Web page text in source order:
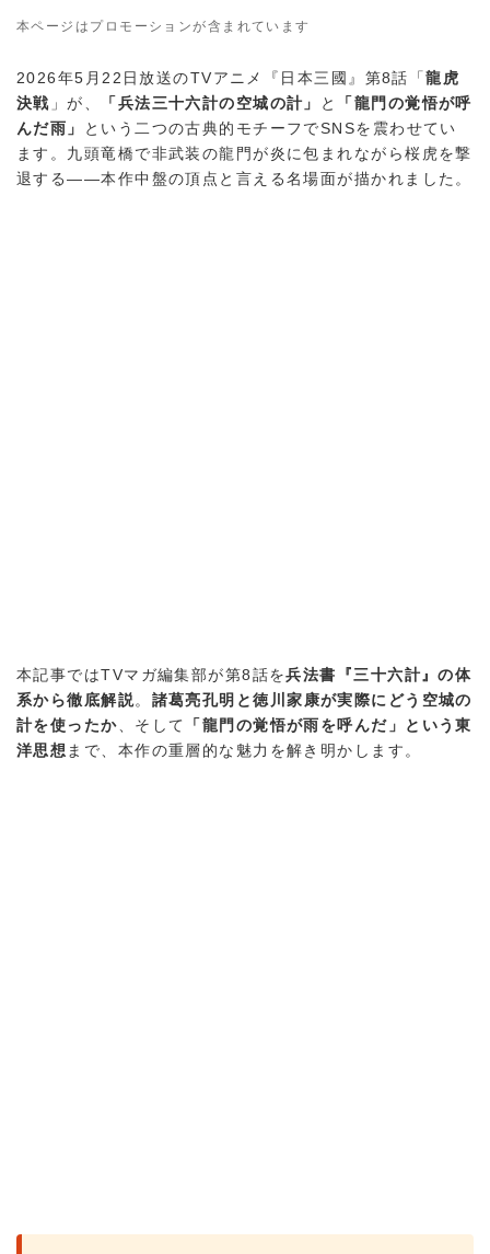
本ページはプロモーションが含まれています
2026年5月22日放送のTVアニメ『日本三國』第8話「龍虎
決戦 」が、 「兵法三十六計の空城の計」 と
「龍門の覚悟が呼
んだ雨」
という二つの古典的モチーフでSNSを震わせてい
ます。九頭竜橋で非武装の龍門が炎に包まれながら桜虎を撃
退する——本作中盤の頂点と言える名場面が描かれました。
本記事ではTVマガ編集部が第8話を兵法書『三十六計』の体
系から徹底解説。 諸葛亮孔明と徳川家康が実際にどう空城の
計を使ったか 、そして
「龍門の覚悟が雨を呼んだ」という東
洋思想 まで、本作の重層的な魅力を解き明かします。